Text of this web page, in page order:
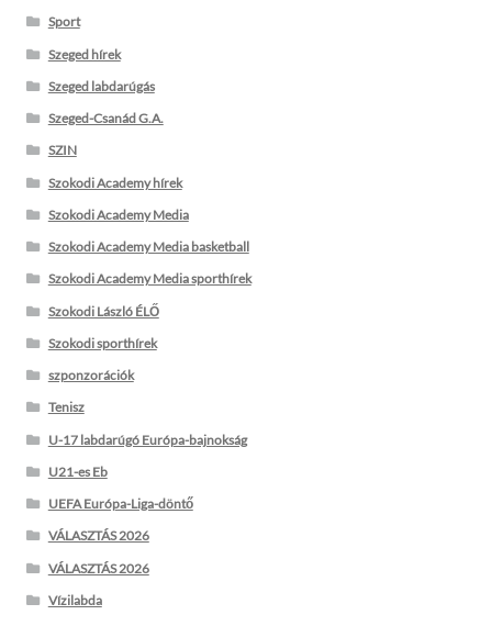
Sport
Szeged hírek
Szeged labdarúgás
Szeged-Csanád G.A.
SZIN
Szokodi Academy hírek
Szokodi Academy Media
Szokodi Academy Media basketball
Szokodi Academy Media sporthírek
Szokodi László ÉLŐ
Szokodi sporthírek
szponzorációk
Tenisz
U-17 labdarúgó Európa-bajnokság
U21-es Eb
UEFA Európa-Liga-döntő
VÁLASZTÁS 2026
VÁLASZTÁS 2026
Vízilabda